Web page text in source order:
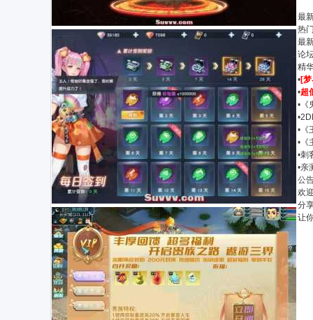
最
热
最
论
精
•[
•超
•
•
•
•
•刺
•亲
公
欢
分
让